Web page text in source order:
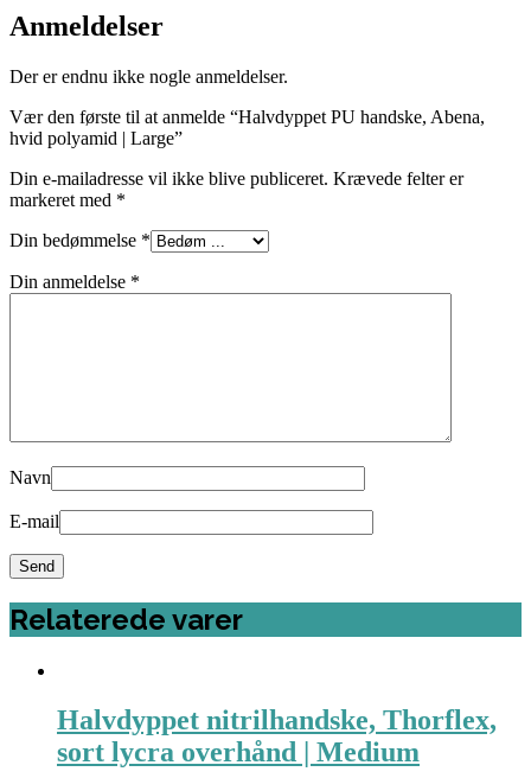
Anmeldelser
Der er endnu ikke nogle anmeldelser.
Vær den første til at anmelde “Halvdyppet PU handske, Abena,
hvid polyamid | Large”
Din e-mailadresse vil ikke blive publiceret. Krævede felter er
markeret med *
Din bedømmelse *
Din anmeldelse *
Navn
E-mail
Relaterede varer
Halvdyppet nitrilhandske, Thorflex,
sort lycra overhånd | Medium